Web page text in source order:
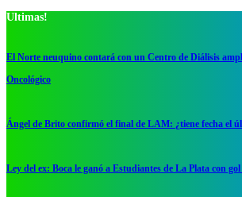
Ultimas!
El Norte neuquino contará con un Centro de Diálisis
Oncológico
Ángel de Brito confirmó el final de LAM: ¿tiene fecha el
Ley del ex: Boca le ganó a Estudiantes de La Plata con